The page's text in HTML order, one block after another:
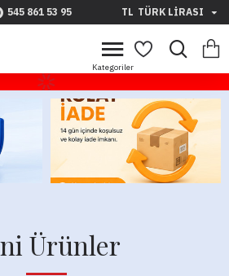
545 861 53 95 TL TÜRK LIRASI
Ürünler